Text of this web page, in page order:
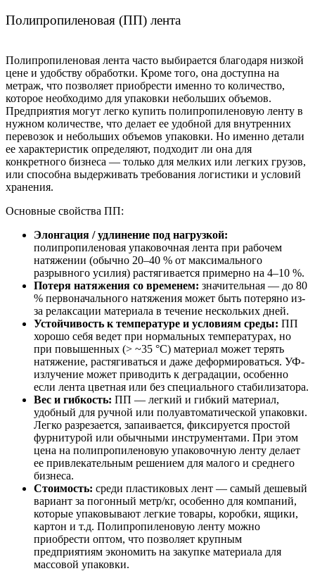
Полипропиленовая (ПП) лента
Полипропиленовая лента часто выбирается благодаря низкой
цене и удобству обработки. Кроме того, она доступна на
метраж, что позволяет приобрести именно то количество,
которое необходимо для упаковки небольших объемов.
Предприятия могут легко купить полипропиленовую ленту в
нужном количестве, что делает ее удобной для внутренних
перевозок и небольших объемов упаковки. Но именно детали
ее характеристик определяют, подходит ли она для
конкретного бизнеса — только для мелких или легких грузов,
или способна выдерживать требования логистики и условий
хранения.
Основные свойства ПП:
Элонгация / удлинение под нагрузкой:
полипропиленовая упаковочная лента при рабочем
натяжении (обычно 20–40 % от максимального
разрывного усилия) растягивается примерно на 4–10 %.
Потеря натяжения со временем: значительная — до 80
% первоначального натяжения может быть потеряно из-
за релаксации материала в течение нескольких дней.
Устойчивость к температуре и условиям среды: ПП
хорошо себя ведет при нормальных температурах, но
при повышенных (> ~35 °C) материал может терять
натяжение, растягиваться и даже деформироваться. УФ-
излучение может приводить к деградации, особенно
если лента цветная или без специального стабилизатора.
Вес и гибкость: ПП — легкий и гибкий материал,
удобный для ручной или полуавтоматической упаковки.
Легко разрезается, запаивается, фиксируется простой
фурнитурой или обычными инструментами. При этом
цена на полипропиленовую упаковочную ленту делает
ее привлекательным решением для малого и среднего
бизнеса.
Стоимость: среди пластиковых лент — самый дешевый
вариант за погонный метр/кг, особенно для компаний,
которые упаковывают легкие товары, коробки, ящики,
картон и т.д. Полипропиленовую ленту можно
приобрести оптом, что позволяет крупным
предприятиям экономить на закупке материала для
массовой упаковки.